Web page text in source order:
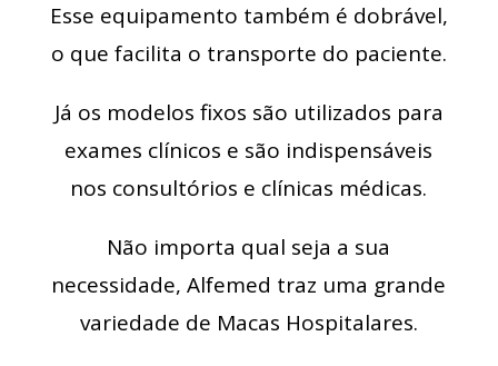
Esse equipamento também é dobrável,
o que facilita o transporte do paciente.
Já os modelos fixos são utilizados para
exames clínicos e são indispensáveis
nos consultórios e clínicas médicas.
Não importa qual seja a sua
necessidade, Alfemed traz uma grande
variedade de Macas Hospitalares.